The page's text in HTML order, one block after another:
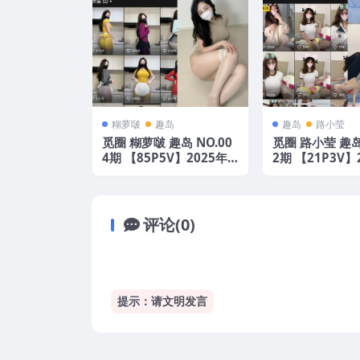
糊萝啵 趣岛
觅圈 糊萝啵 趣岛 NO.00
4期 【85P5V】2025年
趣岛 路小莹
觅圈 路小莹 趣
2期 【21P3V
评论(0)
提示：请文明发言